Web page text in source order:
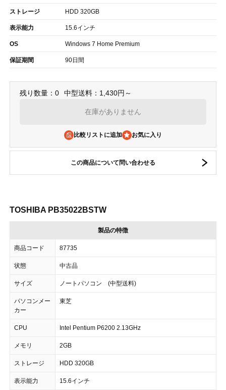
ストレージ HDD 320GB
表示能力 15.6インチ
OS Windows 7 Home Premium
保証期間 90日間
残り数量：0 中型送料：1,430円～
在庫がありません
比較リストに追加
この商品について問い合わせる
TOSHIBA PB35022BSTW
製品の特徴
商品コード 87735
状態 中古品
サイズ ノートパソコン (中型送料)
パソコンメー
カー
東芝
CPU Intel Pentium P6200 2.13GHz
メモリ 2GB
ストレージ HDD 320GB
表示能力 15.6インチ